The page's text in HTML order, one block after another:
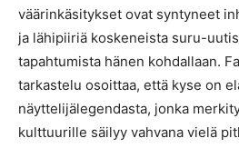
väärinkäsitykset ovat syntyneet
ja lähipiiriä koskeneista suru-
tapahtumista hänen kohdallaan.
tarkastelu osoittaa, että kyse on
näyttelijälegendasta, jonka
kulttuurille säilyy vahvana vielä